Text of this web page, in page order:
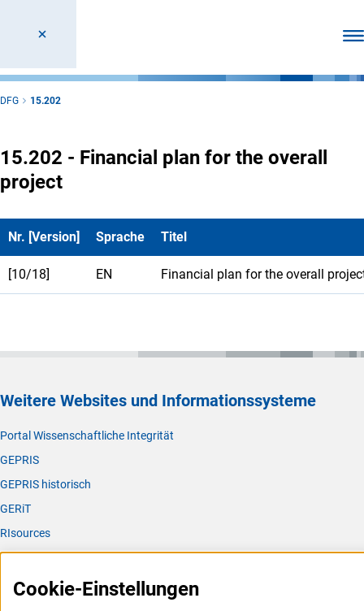
DFG 15.202
15.202 - Financial plan for the overall
project
Nr. [Version] Sprache Titel
[10/18] EN Financial plan for the overall
Weitere Websites und Informationssysteme
Portal Wissenschaftliche Integrität
GEPRIS
GEPRIS historisch
GERiT
RIsources
Service
Presse
Cookie-Einstellungen